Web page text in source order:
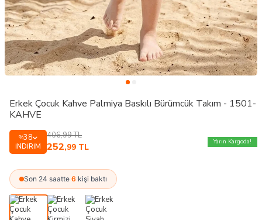
Erkek Çocuk Kahve Palmiya Baskılı Bürümcük Takım - 1501-
KAHVE
%38
İNDIRIM
406,99TL
252,99 TL
Yarın Kargoda!
Son 24 saatte 6 kişi baktı